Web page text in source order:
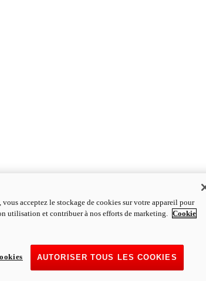
acceptez le stockage de cookies sur votre appareil pour
utilisation et contribuer à nos efforts de marketing. Cookie
AUTORISER TOUS LES COOKIES